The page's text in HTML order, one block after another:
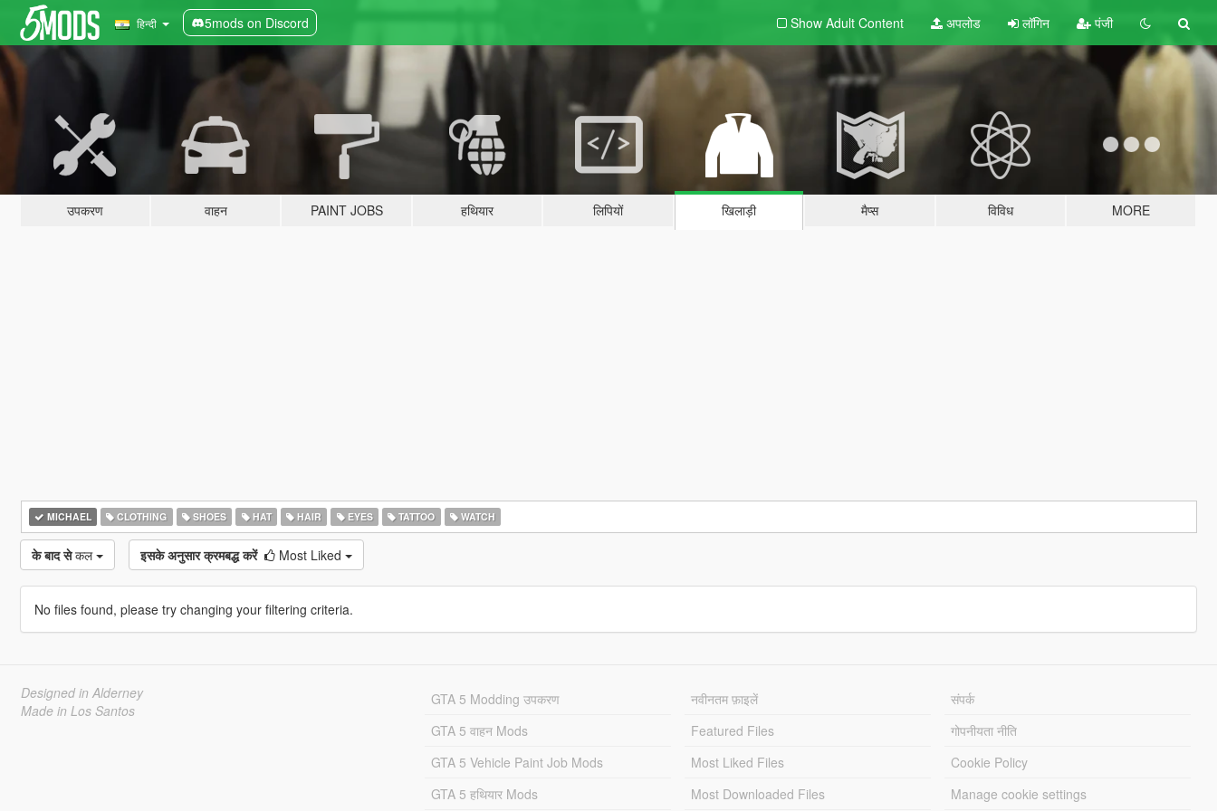
हिन्दी 5mods on Discord Show Adult Content अपलोड लॉगिन पंजी
उपकरण वाहन PAINT JOBS हथियार लिपियों खिलाड़ी मैप्स विविध MORE
MICHAEL CLOTHING SHOES HAT HAIR EYES TATTOO WATCH
के बाद से कल इसके अनुसार क्रमबद्ध करें Most Liked
No files found, please try changing your filtering criteria.
Designed in Alderney
Made in Los Santos
GTA 5 Modding उपकरण
GTA 5 वाहन Mods
GTA 5 Vehicle Paint Job Mods
GTA 5 हथियार Mods
नवीनतम फ़ाइलें
Featured Files
Most Liked Files
Most Downloaded Files
संपर्क
गोपनीयता नीति
Cookie Policy
Manage cookie settings